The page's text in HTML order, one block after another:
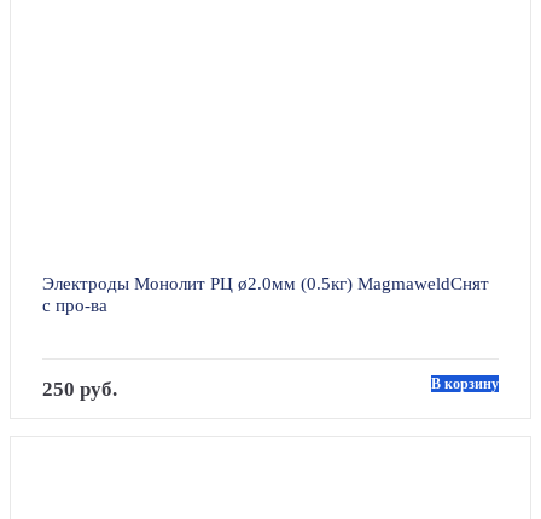
Электроды Монолит РЦ ø2.0мм (0.5кг) MagmaweldСнят
с про-ва
250 руб. В корзину